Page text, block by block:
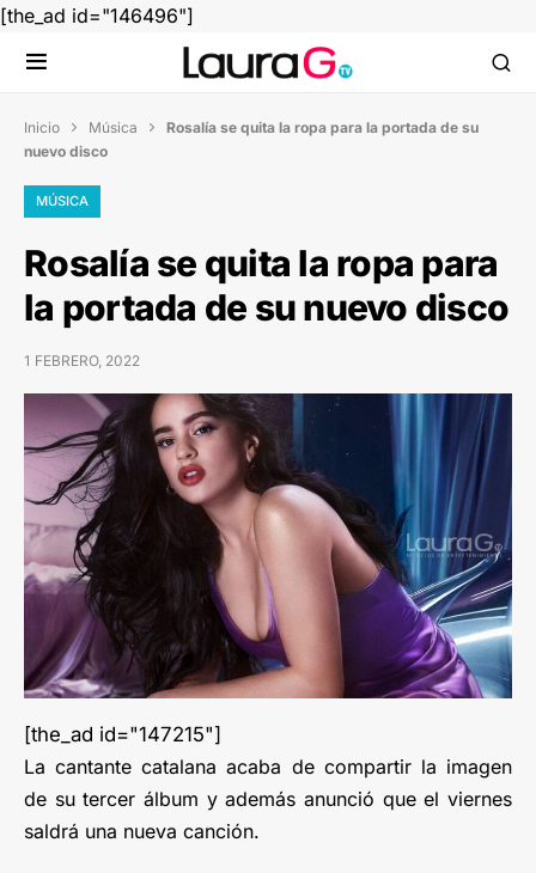
[the_ad id="146496"]
Inicio  Música  Rosalía se quita la ropa para la portada de su
nuevo disco
MÚSICA
Rosalía se quita la ropa para
la portada de su nuevo disco
1 FEBRERO, 2022
[the_ad id="147215"]
La cantante catalana acaba de compartir la imagen
de su tercer álbum y además anunció que el viernes
saldrá una nueva canción.